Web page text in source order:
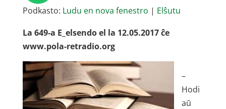
Podkasto: Ludu en nova fenestro | Elŝutu
La 649-a E_elsendo el la 12.05.2017 ĉe
www.pola-retradio.org
–
Hodi
aŭ